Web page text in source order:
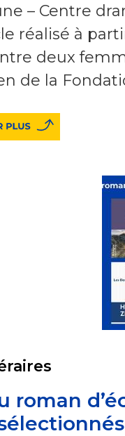
– Centre
réalisé à
deux
de la
roman